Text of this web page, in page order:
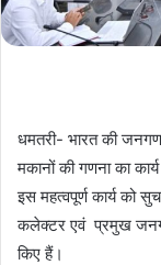
धमतरी- भारत की
मकानों की गणना का
इस महत्वपूर्ण कार्य को
कलेक्टर एवं प्रमुख
किए हैं।